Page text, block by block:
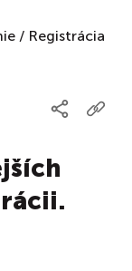
/ Registrácia